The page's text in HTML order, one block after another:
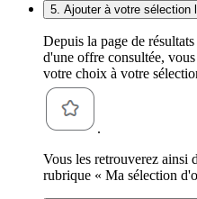
5. Ajouter à votre sélection
Depuis la page de
d'une offre consultée,
votre choix à votre
.
Vous les retrouverez ainsi
rubrique « Ma sélection